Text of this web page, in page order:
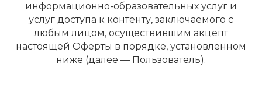
информационно-образовательных услуг и
услуг доступа к контенту, заключаемого с
любым лицом, осуществившим акцепт
настоящей Оферты в порядке, установленном
ниже (далее — Пользователь).